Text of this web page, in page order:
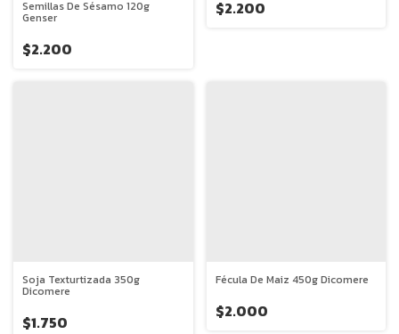
Semillas De Sésamo 120g
Genser
$2.200
$2.200
Soja Texturtizada 350g
Dicomere
$1.750
Fécula De Maiz 450g Dicomere
$2.000